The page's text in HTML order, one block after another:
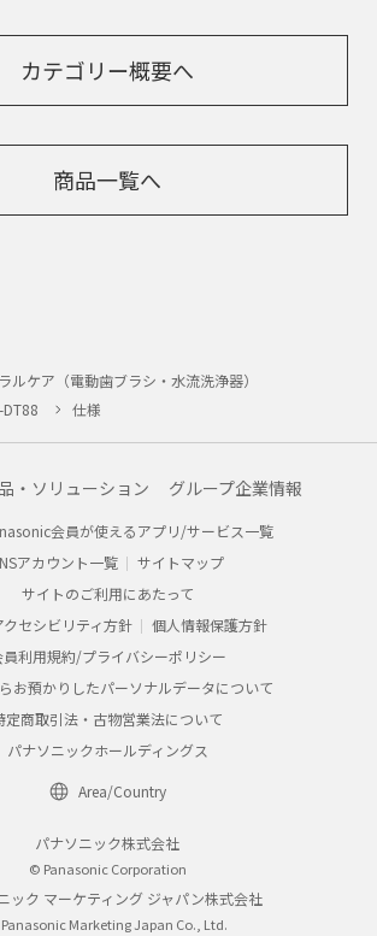
カテゴリー概要へ
商品一覧へ
ルケア（電動歯ブラシ・水流洗浄器）
DT88 仕様
・ソリューション グループ企業情報
会員が使えるアプリ/サービス一覧
アカウント一覧
サイトマップ
サイトのご利用にあたって
クセシビリティ方針
個人情報保護方針
員利用規約/プライバシーポリシー
お預かりしたパーソナルデータについて
定商取引法・古物営業法について
パナソニックホールディングス
Area/Country
パナソニック株式会社
© Panasonic Corporation
ック マーケティング ジャパン株式会社
Marketing Japan Co., Ltd.